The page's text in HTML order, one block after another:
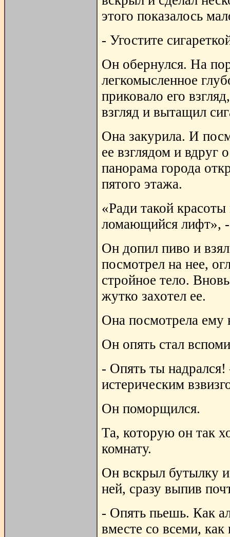
этого показалось
- Угостите
Он обернулся. На
легкомысленное
приковало его
взгляд и вытащил
Она закурила. И
ее взглядом и вдруг
панорама города
пятого этажа.
«Ради такой
ломающийся лифт»,
Он допил пиво и
посмотрел на нее,
стройное тело.
жутко захотел ее.
Она посмотрела ему
Он опять стал
- Опять ты надрался!
истерическим
Он поморщился.
Та, которую он так
комнату.
Он вскрыл бутылку
ней, сразу выпив
- Опять пьешь. Как
вместе со всеми,